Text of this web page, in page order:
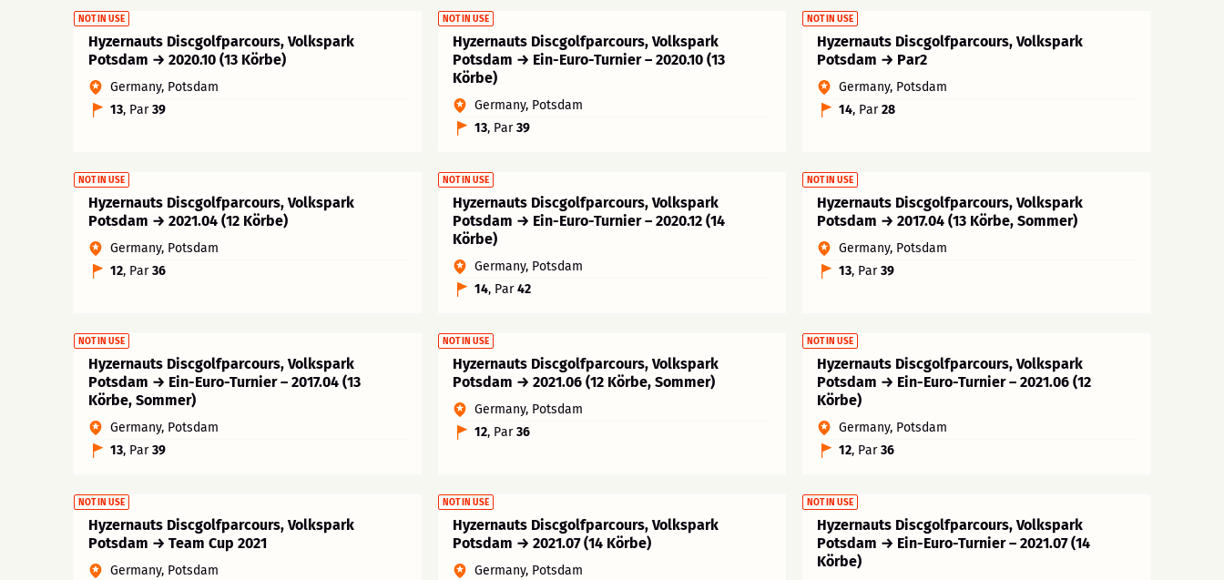
Hyzernauts Discgolfparcours, Volkspark
Potsdam → 2020.10 (13 Körbe)
NOT IN USE
Germany, Potsdam
13, Par39
Hyzernauts Discgolfparcours, Volkspark
Potsdam → Ein-Euro-Turnier – 2020.10 (13
Körbe)
NOT IN USE
Germany, Potsdam
13, Par39
Hyzernauts Discgolfparcours, Volkspark
Potsdam → Par2
NOT IN USE
Germany, Potsdam
14, Par28
Hyzernauts Discgolfparcours, Volkspark
Potsdam → 2021.04 (12 Körbe)
NOT IN USE
Germany, Potsdam
12, Par36
Hyzernauts Discgolfparcours, Volkspark
Potsdam → Ein-Euro-Turnier – 2020.12 (14
Körbe)
NOT IN USE
Germany, Potsdam
14, Par42
Hyzernauts Discgolfparcours, Volkspark
Potsdam → 2017.04 (13 Körbe, Sommer)
NOT IN USE
Germany, Potsdam
13, Par39
Hyzernauts Discgolfparcours, Volkspark
Potsdam → Ein-Euro-Turnier – 2017.04 (13
Körbe, Sommer)
NOT IN USE
Germany, Potsdam
13, Par39
Hyzernauts Discgolfparcours, Volkspark
Potsdam → 2021.06 (12 Körbe, Sommer)
NOT IN USE
Germany, Potsdam
12, Par36
Hyzernauts Discgolfparcours, Volkspark
Potsdam → Ein-Euro-Turnier – 2021.06 (12
Körbe)
NOT IN USE
Germany, Potsdam
12, Par36
Hyzernauts Discgolfparcours, Volkspark
Potsdam → Team Cup 2021
NOT IN USE
Germany, Potsdam
Hyzernauts Discgolfparcours, Volkspark
Potsdam → 2021.07 (14 Körbe)
NOT IN USE
Germany, Potsdam
Hyzernauts Discgolfparcours, Volkspark
Potsdam → Ein-Euro-Turnier – 2021.07 (14
Körbe)
NOT IN USE